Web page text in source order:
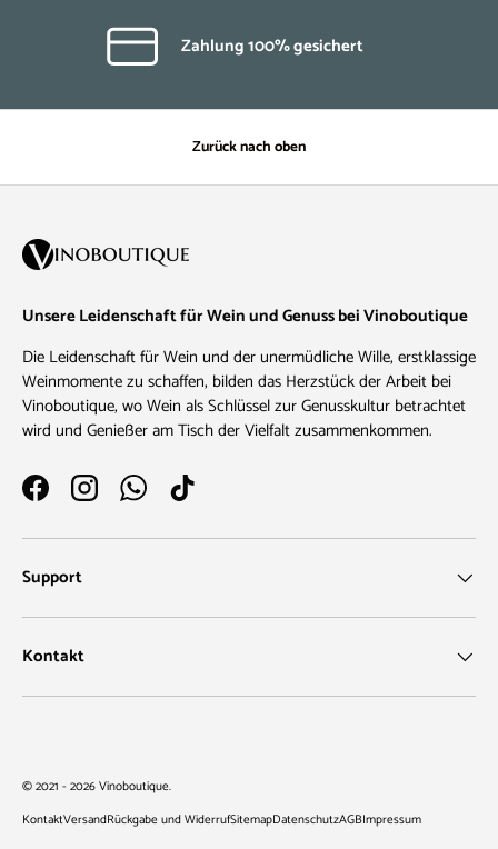
Zahlung 100% gesichert
Zurück nach oben
Unsere Leidenschaft für Wein und Genuss bei Vinoboutique
Die Leidenschaft für Wein und der unermüdliche Wille, erstklassige
Weinmomente zu schaffen, bilden das Herzstück der Arbeit bei
Vinoboutique, wo Wein als Schlüssel zur Genusskultur betrachtet
wird und Genießer am Tisch der Vielfalt zusammenkommen.
FacebookInstagramWhatsAppTikTok
Support
Kontakt
© 2021 - 2026Vinoboutique.
KontaktVersandRückgabe und WiderrufSitemapDatenschutzAGBImpressum